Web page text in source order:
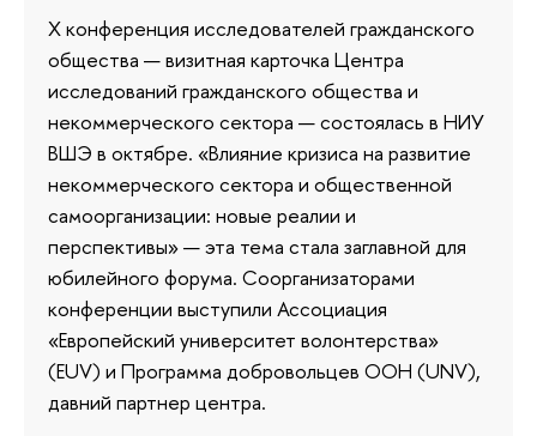
X конференция исследователей гражданского
общества — визитная карточка Центра
исследований гражданского общества и
некоммерческого сектора — состоялась в НИУ
ВШЭ в октябре. «Влияние кризиса на развитие
некоммерческого сектора и общественной
самоорганизации: новые реалии и
перспективы» — эта тема стала заглавной для
юбилейного форума. Соорганизаторами
конференции выступили Ассоциация
«Европейский университет волонтерства»
(EUV) и Программа добровольцев ООН (UNV),
давний партнер центра.